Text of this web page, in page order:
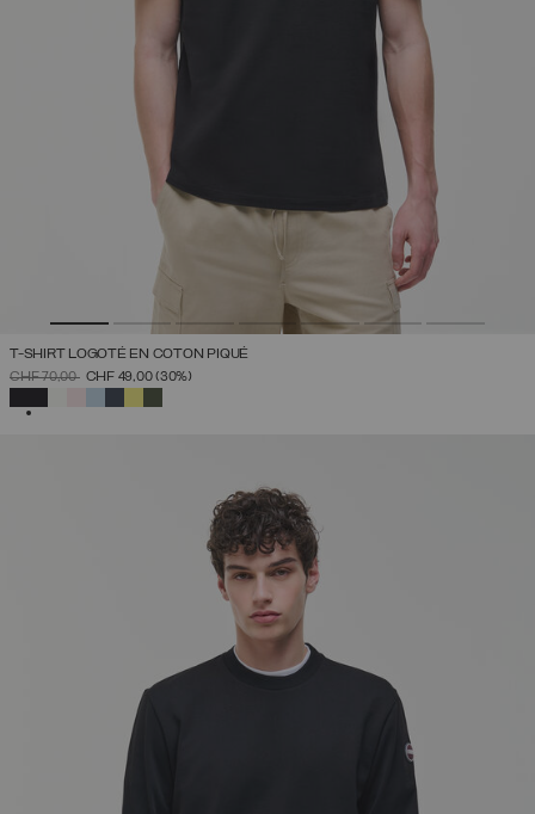
T-SHIRT LOGOTÉ EN COTON PIQUÉ
PRIX RÉDUIT DE
CHF 70,00ÀCHF 49,00(30%)